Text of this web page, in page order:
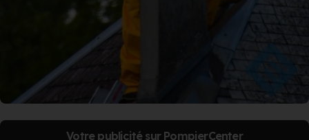
Votre publicité sur PompierCenter